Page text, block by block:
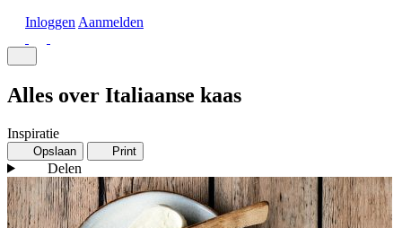
Inloggen Aanmelden
Alles over Italiaanse kaas
Inspiratie
Opslaan Print
Delen